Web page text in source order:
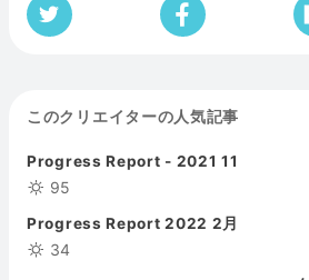
このクリエイターの人気記事
Progress Report - 2021 11
95
Progress Report 2022 2月
34